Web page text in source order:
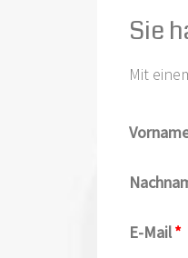
Sie
Mit
E-Mail*